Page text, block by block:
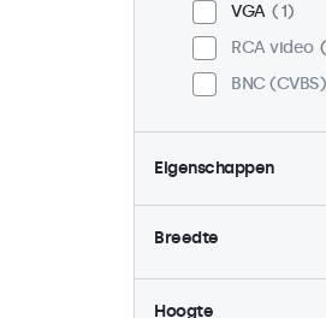
VGA
1
RCA video
BNC (CVBS)
Eigenschappen
4:3 / 5:4
0
Dimbaar
1
Breedte
Hoogte